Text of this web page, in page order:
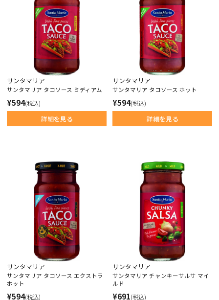
サンタマリア
サンタマリア タコソース ミディアム
¥594(税込)
詳細を見る
サンタマリア
サンタマリア タコソース ホット
¥594(税込)
詳細を見る
サンタマリア
サンタマリア タコソース エクストラ
ホット
¥594(税込)
サンタマリア
サンタマリア チャンキーサルサ マイ
ルド
¥691(税込)